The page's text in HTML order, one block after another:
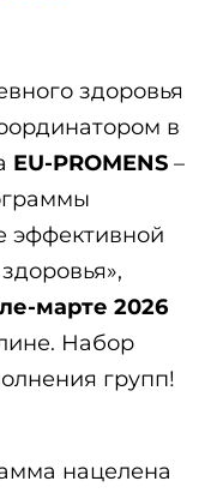
здоровья
в
EU-PROMENS –
эффективной
марте 2026
Набор
групп!
нацелена